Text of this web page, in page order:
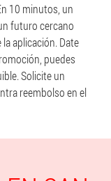
10 minutos, un
futuro cercano
aplicación. Date
puedes
Solicite un
reembolso en el